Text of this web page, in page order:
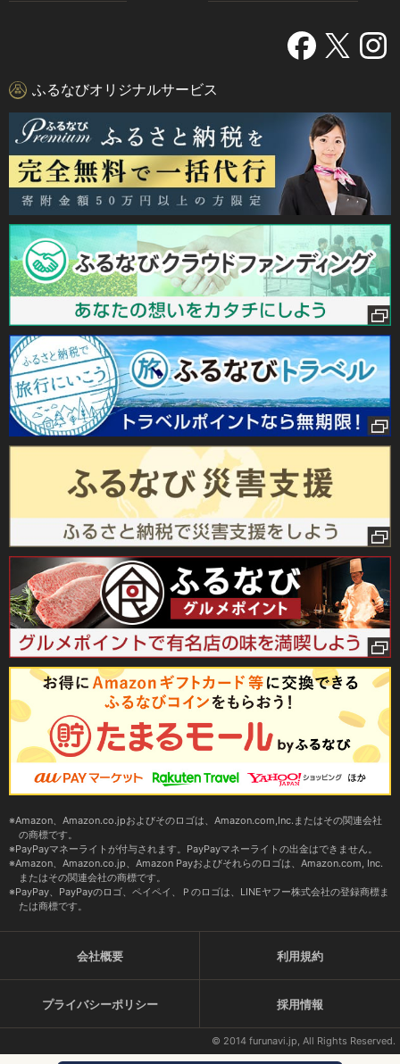
ふるなびオリジナルサービス
Amazon、Amazon.co.jpおよびそのロゴは、Amazon.com,Inc.またはその関連会社
の商標です。
PayPayマネーライトが付与されます。PayPayマネーライトの出金はできません。
Amazon、Amazon.co.jp、Amazon Payおよびそれらのロゴは、Amazon.com, Inc.
またはその関連会社の商標です。
PayPay、PayPayのロゴ、ペイペイ、Ｐのロゴは、LINEヤフー株式会社の登録商標ま
たは商標です。
会社概要 利用規約
プライバシーポリシー 採用情報
© 2014 furunavi.jp, All Rights Reserved.